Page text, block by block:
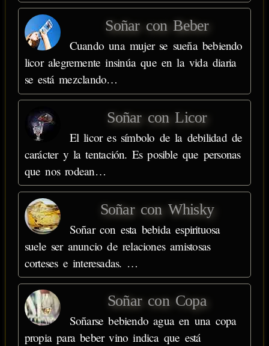
Soñar con Beber
Cuando una mujer se sueña bebiendo
licor alegremente insinúa que en la vida diaria
se está mezclando…
Soñar con Licor
El licor es símbolo de la debilidad de
carácter y la tentación. Es posible que personas
que nos rodean…
Soñar con Whisky
Soñar con esta bebida espirituosa
suele ser anuncio de relaciones amistosas
corteses e interesadas. …
Soñar con Copa
Soñarse bebiendo agua en una copa
propia para beber vino indica que está